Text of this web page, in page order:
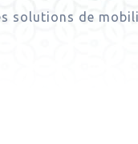
solutions de